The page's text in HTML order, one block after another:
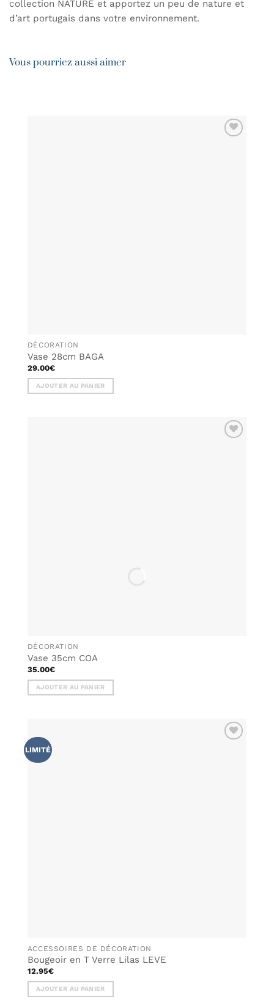
collection NATURE et apportez un peu de nature et
d’art portugais dans votre environnement.
Vous pourriez aussi aimer
DÉCORATION
Vase 28cm BAGA
29.00€
AJOUTER AU PANIER
DÉCORATION
Vase 35cm COA
35.00€
AJOUTER AU PANIER
LIMITÉ
ACCESSOIRES DE DÉCORATION
Bougeoir en T Verre Lilas LEVE
12.95€
AJOUTER AU PANIER